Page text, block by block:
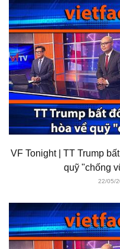
VF Tonight | TT Trump
quỹ "chống
22/05/